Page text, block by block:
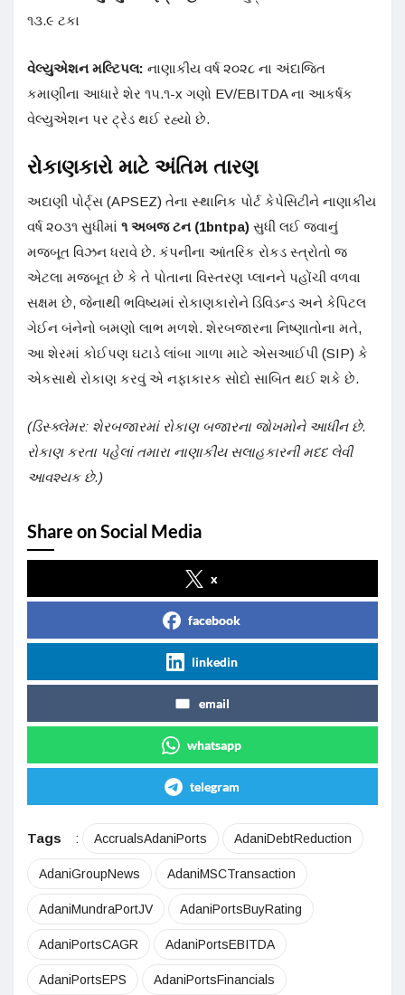
૧૩.૯ ટકા
વેલ્યુએશન મલ્ટિપલ: નાણાકીય વર્ષ ૨૦૨૮ ના અંદાજિત
કમાણીના આધારે શેર ૧૫.૧-x ગણો EV/EBITDA ના આકર્ષક
વેલ્યુએશન પર ટ્રેડ થઈ રહ્યો છે.
રોકાણકારો માટે અંતિમ તારણ
અદાણી પોર્ટ્સ (APSEZ) તેના સ્થાનિક પોર્ટ કેપેસિટીને નાણાકીય
વર્ષ ૨૦૩૧ સુધીમાં ૧ અબજ ટન (1bntpa) સુધી લઈ જવાનું
મજબૂત વિઝન ધરાવે છે. કંપનીના આંતરિક રોકડ સ્ત્રોતો જ
એટલા મજબૂત છે કે તે પોતાના વિસ્તરણ પ્લાનને પહોંચી વળવા
સક્ષમ છે, જેનાથી ભવિષ્યમાં રોકાણકારોને ડિવિડન્ડ અને કેપિટલ
ગેઈન બંનેનો બમણો લાભ મળશે. શેરબજારના નિષ્ણાતોના મતે,
આ શેરમાં કોઈપણ ઘટાડે લાંબા ગાળા માટે એસઆઈપી (SIP) કે
એકસાથે રોકાણ કરવું એ નફાકારક સોદો સાબિત થઈ શકે છે.
(ડિસ્ક્લેમર: શેરબજારમાં રોકાણ બજારના જોખમોને આધીન છે.
રોકાણ કરતા પહેલાં તમારા નાણાકીય સલાહકારની મદદ લેવી
આવશ્યક છે.)
Share on Social Media
x
facebook
linkedin
email
whatsapp
telegram
Tags : AccrualsAdaniPorts AdaniDebtReduction
AdaniGroupNews AdaniMSCTransaction
AdaniMundraPortJV AdaniPortsBuyRating
AdaniPortsCAGR AdaniPortsEBITDA
AdaniPortsEPS AdaniPortsFinancials